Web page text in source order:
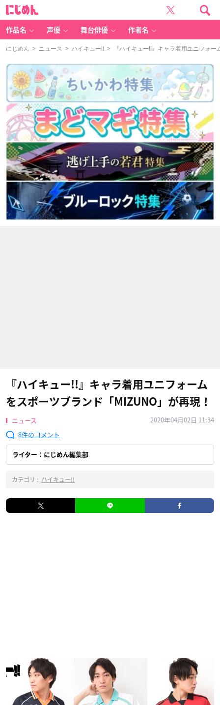
作品名 声優 舞台俳優 作者名
にじめん > ニュース > ハイキュー!! > 『ハイキュー!!』キャラ着用ユニフォー
『ハイキュー!!』キャラ着用ユニフォーム
をスポーツブランド「MIZUNO」が再現！
ニュース
2020年04月02日 11:34
8
ライター：にじめん編集部
カテゴリ : ハイキュー!!